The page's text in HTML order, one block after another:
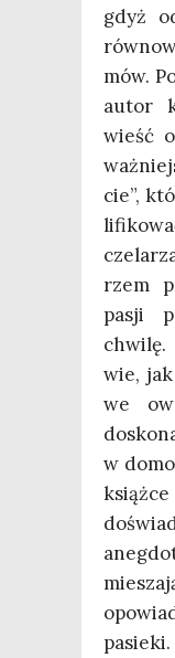
gdyż
mów.
autor
wieść
cie”,
rzem
pasji
chwi­lę.
wie,
we
w